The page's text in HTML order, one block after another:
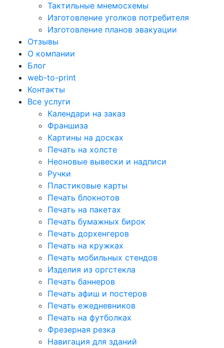
Тактильные мнемосхемы
Изготовление уголков потребителя
Изготовление планов эвакуации
Отзывы
О компании
Блог
web-to-print
Контакты
Все услуги
Календари на заказ
Франшиза
Картины на досках
Печать на холсте
Неоновые вывески и надписи
Ручки
Пластиковые карты
Печать блокнотов
Печать на пакетах
Печать бумажных бирок
Печать дорхенгеров
Печать на кружках
Печать мобильных стендов
Изделия из оргстекла
Печать баннеров
Печать афиш и постеров
Печать ежедневников
Печать на футболках
Фрезерная резка
Навигация для зданий